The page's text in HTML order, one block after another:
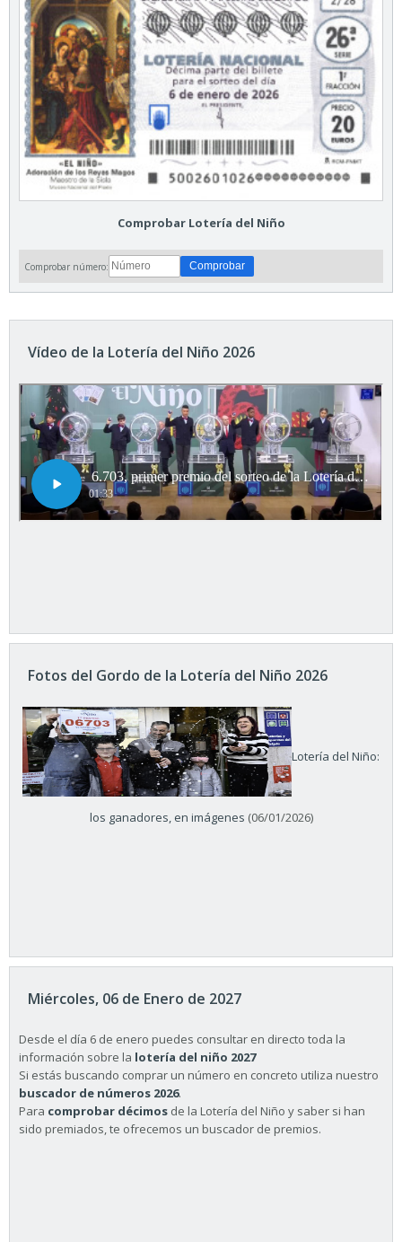
Comprobar Lotería del Niño
Comprobar número:
Vídeo de la Lotería del Niño 2026
Fotos del Gordo de la Lotería del Niño 2026
Lotería del Niño:
los ganadores, en imágenes (06/01/2026)
Miércoles, 06 de Enero de 2027
Desde el día 6 de enero puedes consultar en directo toda la
información sobre la lotería del niño 2027
Si estás buscando comprar un número en concreto utiliza nuestro
buscador de números 2026.
Para comprobar décimos de la Lotería del Niño y saber si han
sido premiados, te ofrecemos un buscador de premios.